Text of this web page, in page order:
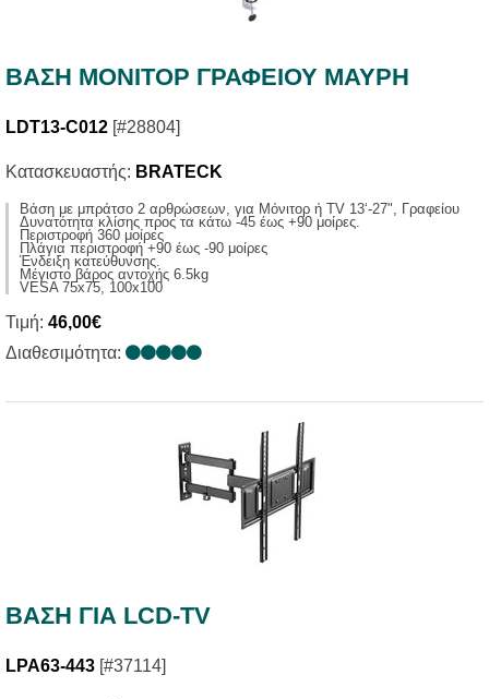
ΒΑΣΗ ΜΟΝΙΤΟΡ ΓΡΑΦΕΙΟΥ ΜΑΥΡΗ
LDT13-C012 [#28804]
Κατασκευαστής: BRATECK
Βάση με μπράτσο 2 αρθρώσεων, για Μόνιτορ ή TV 13‘-27", Γραφείου
Δυνατότητα κλίσης προς τα κάτω -45 έως +90 μοίρες.
Περιστροφή 360 μοίρες
Πλάγια περιστροφή +90 έως -90 μοίρες
Ένδειξη κατεύθυνσης.
Μέγιστο βάρος αντοχής 6.5kg
VESA 75x75, 100x100
Τιμή: 46,00€
Διαθεσιμότητα:
ΒΑΣΗ ΓΙΑ LCD-TV
LPA63-443 [#37114]